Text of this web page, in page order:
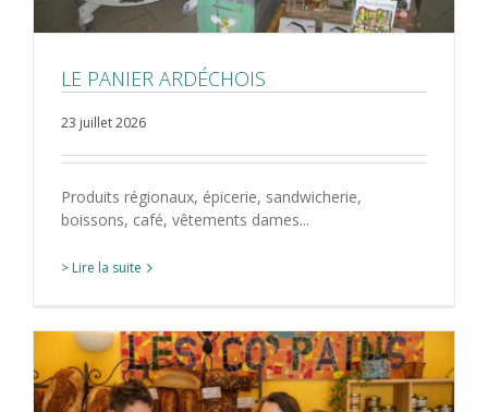
LE PANIER ARDÉCHOIS
23 juillet 2026
Produits régionaux, épicerie, sandwicherie,
boissons, café, vêtements dames...
> Lire la suite